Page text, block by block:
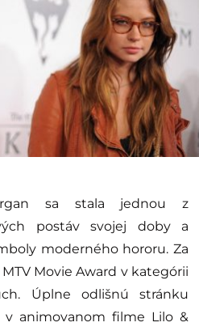
sa stala jednou z
postáv svojej doby a
moderného hororu. Za
Movie Award v kategórii
Úplne odlišnú stránku
v animovanom filme Lilo &